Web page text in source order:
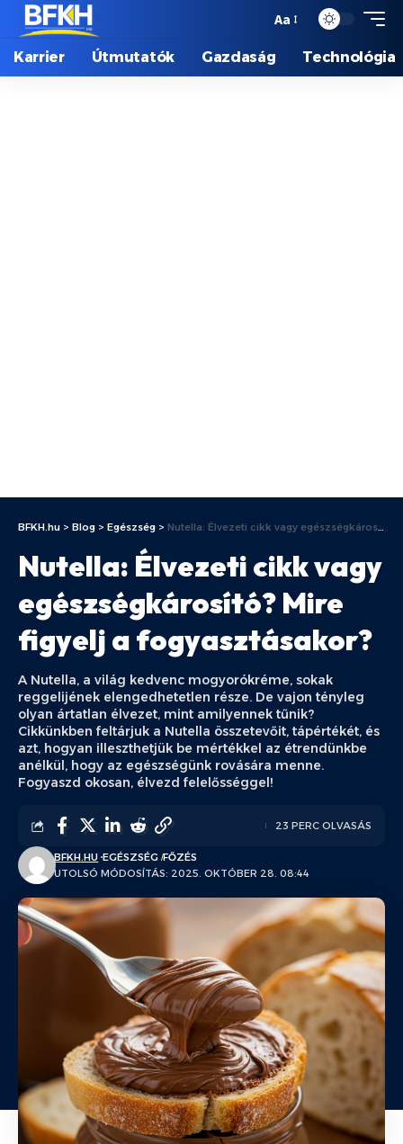
Aa
Karrier Útmutatók Gazdaság Technológia
BFKH.hu > Blog > Egészség > Nutella: Élvezeti cikk vagy egészségkárosító? Mire figyelj a fogyasztásakor?
Nutella: Élvezeti cikk vagy
egészségkárosító? Mire
figyelj a fogyasztásakor?
A Nutella, a világ kedvenc mogyorókréme, sokak
reggelijének elengedhetetlen része. De vajon tényleg
olyan ártatlan élvezet, mint amilyennek tűnik?
Cikkünkben feltárjuk a Nutella összetevőit, tápértékét, és
azt, hogyan illeszthetjük be mértékkel az étrendünkbe
anélkül, hogy az egészségünk rovására menne.
Fogyaszd okosan, élvezd felelősséggel!
UTOLSÓ MÓDOSÍTÁS: 2025. OKTÓBER 28. 08:44
BFKH.HU EGÉSZSÉG FŐZÉS
23 PERC OLVASÁS